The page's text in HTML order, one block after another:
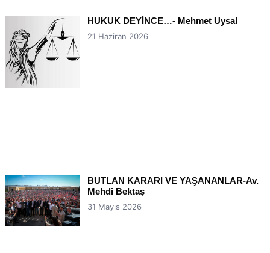
HUKUK DEYİNCE…- Mehmet Uysal
21 Haziran 2026
BUTLAN KARARI VE YAŞANANLAR-Av.
Mehdi Bektaş
31 Mayıs 2026